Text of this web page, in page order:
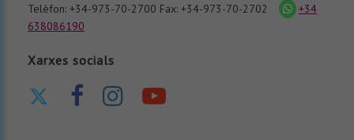
Telèfon: +34-973-70-2700 Fax: +34-973-70-2702
icona
whatsapp
+34
638086190
Xarxes socials
Nuestro